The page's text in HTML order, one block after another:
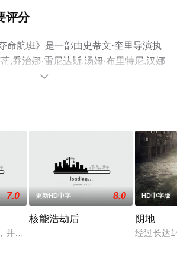
评分
命航班》是一部由史蒂文·奎里导演执
,乔治娜·雷尼达斯,汤姆·布里特尼,汉娜
特蕾莎·森登·加西亚,戴恩·怀特·奥哈
乔治·S·乔杰
清未删减完整版电影大全就上星空电
可移步至豆瓣电影、电视猫或剧情网

7.0
并担任制片心理惊悚片[狼的时刻](The Wolf
更新HD中字 8.0
核能浩劫后
HD中字版
阴地
经过长达